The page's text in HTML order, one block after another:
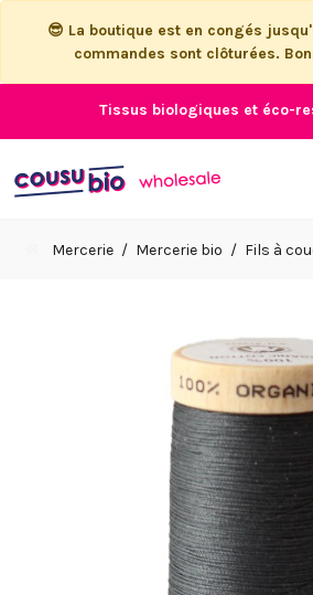
😎 La boutique est en congés
commandes sont clôturées.
Tissus biologiques et éco-
Mercerie Mercerie bio Fils à